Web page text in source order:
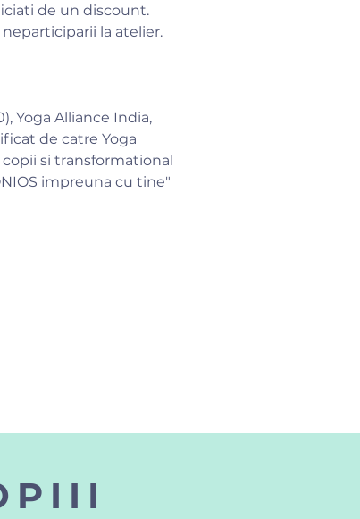
de un discount.
la atelier.
Yoga Alliance India,
de catre Yoga
si transformational
impreuna cu tine"